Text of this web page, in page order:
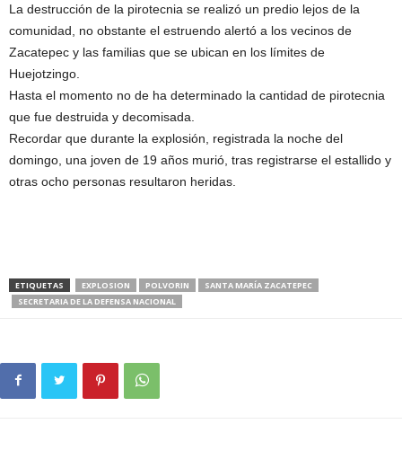
La destrucción de la pirotecnia se realizó un predio lejos de la
comunidad, no obstante el estruendo alertó a los vecinos de
Zacatepec y las familias que se ubican en los límites de
Huejotzingo.
Hasta el momento no de ha determinado la cantidad de pirotecnia
que fue destruida y decomisada.
Recordar que durante la explosión, registrada la noche del
domingo, una joven de 19 años murió, tras registrarse el estallido y
otras ocho personas resultaron heridas.
ETIQUETAS EXPLOSION POLVORIN
SANTA MARÍA ZACATEPEC
SECRETARIA DE LA DEFENSA NACIONAL